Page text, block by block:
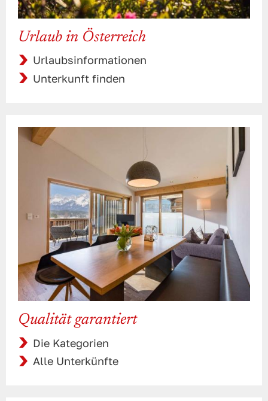
Urlaub in Österreich
Urlaubsinformationen
Unterkunft finden
Qualität garantiert
Die Kategorien
Alle Unterkünfte